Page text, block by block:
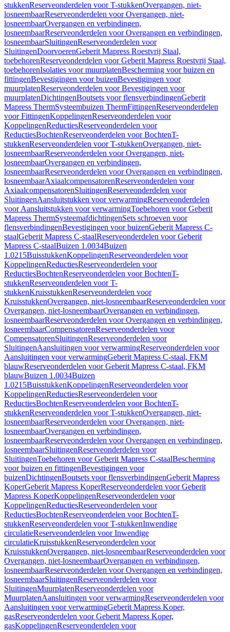
stukkenReserveonderdelen voor T-stukkenOvergangen, niet-
losneembaarReserveonderdelen voor Overgangen, niet-
losneembaarOvergangen en verbindingen,
losneembaarReserveonderdelen voor Overgangen en verbindingen,
losneembaarSluitingenReserveonderdelen voor
SluitingenDoorvoerenGeberit Mapress Roestvrij Staal,
toebehorenReserveonderdelen voor Geberit Mapress Roestvrij Staal,
toebehorenIsolaties voor muurplatenBescherming voor buizen en
fittingenBevestigingen voor buizenBevestigingen voor
muurplatenReserveonderdelen voor Bevestigingen voor
muurplatenDichtingenBoutsets voor flensverbindingenGeberit
Mapress ThermSysteembuizen ThermFittingenReserveonderdelen
voor FittingenKoppelingenReserveonderdelen voor
KoppelingenReductiesReserveonderdelen voor
ReductiesBochtenReserveonderdelen voor BochtenT-
stukkenReserveonderdelen voor T-stukkenOvergangen, niet-
losneembaarReserveonderdelen voor Overgangen, niet-
losneembaarOvergangen en verbindingen,
losneembaarReserveonderdelen voor Overgangen en verbindingen,
losneembaarAxiaalcompensatorenReserveonderdelen voor
AxiaalcompensatorenSluitingenReserveonderdelen voor
SluitingenAansluitstukken voor verwarmingReserveonderdelen
voor Aansluitstukken voor verwarmingToebehoren voor Geberit
Mapress ThermSysteemafdichtingenSets schroeven voor
flensverbindingenBevestigingen voor buizenGeberit Mapress C-
staalGeberit Mapress C-staalReserveonderdelen voor Geberit
Mapress C-staalBuizen 1.0034Buizen
1.0215BuisstukkenKoppelingenReserveonderdelen voor
KoppelingenReductiesReserveonderdelen voor
ReductiesBochtenReserveonderdelen voor BochtenT-
stukkenReserveonderdelen voor T-
stukkenKruisstukkenReserveonderdelen voor
KruisstukkenOvergangen, niet-losneembaarReserveonderdelen voor
Overgangen, niet-losneembaarOvergangen en verbindingen,
losneembaarReserveonderdelen voor Overgangen en verbindingen,
losneembaarCompensatorenReserveonderdelen voor
CompensatorenSluitingenReserveonderdelen voor
SluitingenAansluitingen voor verwarmingReserveonderdelen voor
Aansluitingen voor verwarmingGeberit Mapress C-staal, FKM
blauwReserveonderdelen voor Geberit Mapress C-staal, FKM
blauwBuizen 1.0034Buizen
1.0215BuisstukkenKoppelingenReserveonderdelen voor
KoppelingenReductiesReserveonderdelen voor
ReductiesBochtenReserveonderdelen voor BochtenT-
stukkenReserveonderdelen voor T-stukkenOvergangen, niet-
losneembaarReserveonderdelen voor Overgangen, niet-
losneembaarOvergangen en verbindingen,
losneembaarReserveonderdelen voor Overgangen en verbindingen,
losneembaarSluitingenReserveonderdelen voor
SluitingenToebehoren voor Geberit Mapress C-staalBescherming
voor buizen en fittingenBevestigingen voor
buizenDichtingenBoutsets voor flensverbindingenGeberit Mapress
KoperGeberit Mapress KoperReserveonderdelen voor Geberit
Mapress KoperKoppelingenReserveonderdelen voor
KoppelingenReductiesReserveonderdelen voor
ReductiesBochtenReserveonderdelen voor BochtenT-
stukkenReserveonderdelen voor T-stukkenInwendige
circulatieReserveonderdelen voor Inwendige
circulatieKruisstukkenReserveonderdelen voor
KruisstukkenOvergangen, niet-losneembaarReserveonderdelen voor
Overgangen, niet-losneembaarOvergangen en verbindingen,
losneembaarReserveonderdelen voor Overgangen en verbindingen,
losneembaarSluitingenReserveonderdelen voor
SluitingenMuurplatenReserveonderdelen voor
MuurplatenAansluitingen voor verwarmingReserveonderdelen voor
Aansluitingen voor verwarmingGeberit Mapress Koper,
gasReserveonderdelen voor Geberit Mapress Koper,
gasKoppelingenReserveonderdelen voor